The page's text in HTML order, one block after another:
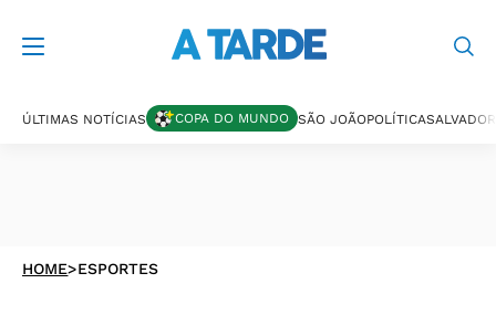
ÚLTIMAS NOTÍCIAS COPA DO MUNDO SÃO JOÃOPOLÍTICASALVADOR
HOME>ESPORTES